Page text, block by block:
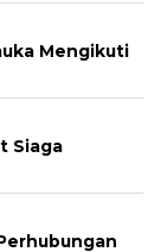
Mengikuti
Siaga